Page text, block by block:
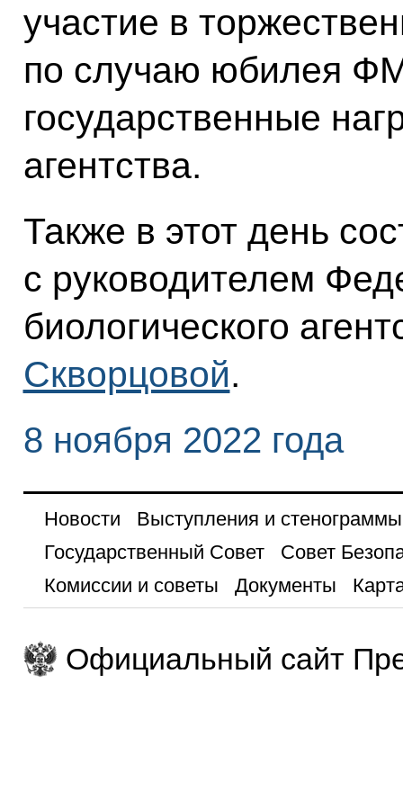
участие в
по случаю юбилея
государственные
агентства.
Также в этот день
с руководителем
биологического
Скворцовой.
8 ноября 2022 года
Новости
Выступления и стенограммы
Государственный Совет
Совет
Комиссии и советы
Документы
Официальный сайт